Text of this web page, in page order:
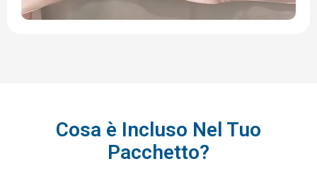
Cosa è Incluso Nel Tuo
Pacchetto?